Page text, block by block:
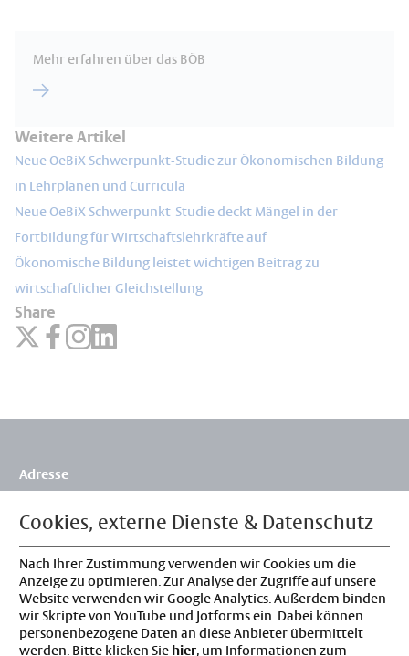
Inhalte anzeigen
Mehr erfahren über das BÖB
Weitere Artikel
Neue OeBiX Schwerpunkt-Studie zur Ökonomischen Bildung
in Lehrplänen und Curricula
Neue OeBiX Schwerpunkt-Studie deckt Mängel in der
Fortbildung für Wirtschaftslehrkräfte auf
Ökonomische Bildung leistet wichtigen Beitrag zu
wirtschaftlicher Gleichstellung
Share
Adresse
Siegburger Str. 229b
Deutschland
Kontakt
Tel: 0221 3388-0
info@fvs-stiftung.de
Rechtliches
Cookies, externe Dienste & Datenschutz
Nach Ihrer Zustimmung verwenden wir Cookies um die
Anzeige zu optimieren. Zur Analyse der Zugriffe auf unsere
Website verwenden wir Google Analytics. Außerdem binden
wir Skripte von YouTube und Jotforms ein. Dabei können
personenbezogene Daten an diese Anbieter übermittelt
werden. Bitte klicken Sie hier, um Informationen zum